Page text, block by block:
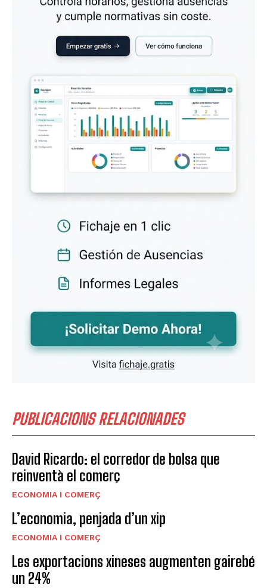
PUBLICACIONS RELACIONADES
David Ricardo: el corredor de bolsa que
reinventà el comerç
ECONOMIA I COMERÇ
L’economia, penjada d’un xip
ECONOMIA I COMERÇ
Les exportacions xineses augmenten gairebé
un 24%